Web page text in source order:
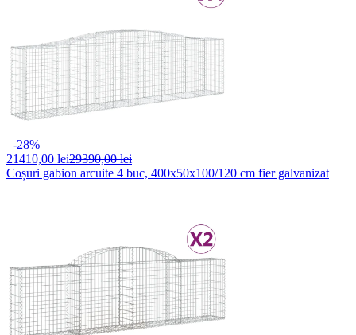
-28%
21410,00 lei29390,00 lei
Coșuri gabion arcuite 4 buc, 400x50x100/120 cm fier galvanizat